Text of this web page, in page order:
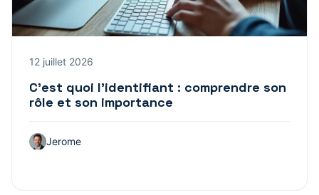
12 juillet 2026
C’est quoi l’identifiant : comprendre son
rôle et son importance
Jerome